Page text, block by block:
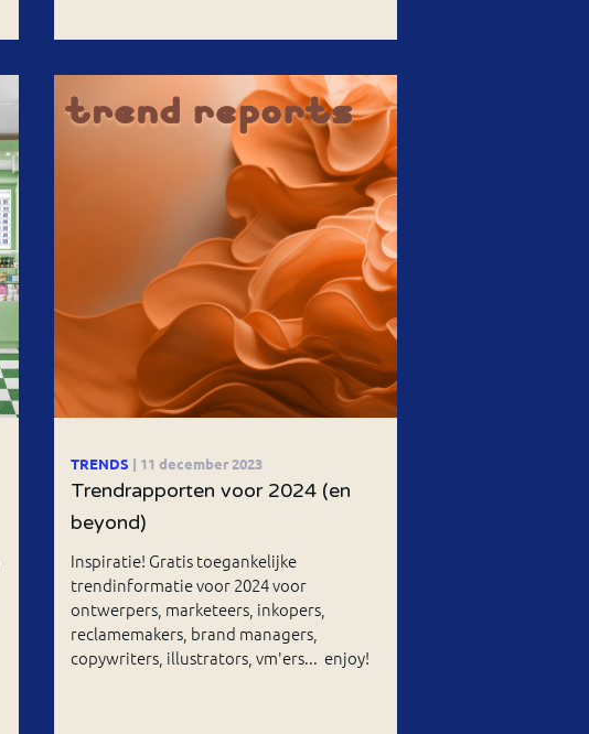
TRENDS | 11 december 2023
Trendrapporten voor 2024 (en
beyond)
Inspiratie! Gratis toegankelijke
trendinformatie voor 2024 voor
ontwerpers, marketeers, inkopers,
reclamemakers, brand managers,
copywriters, illustrators, vm'ers... enjoy!